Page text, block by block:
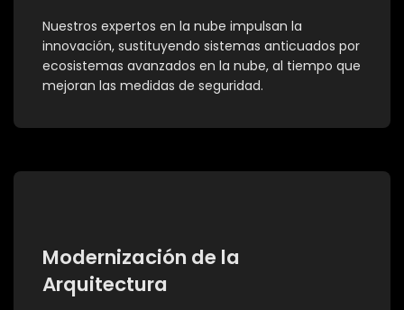
Nuestros expertos en la nube impulsan la
innovación, sustituyendo sistemas anticuados por
ecosistemas avanzados en la nube, al tiempo que
mejoran las medidas de seguridad.
Modernización de la
Arquitectura